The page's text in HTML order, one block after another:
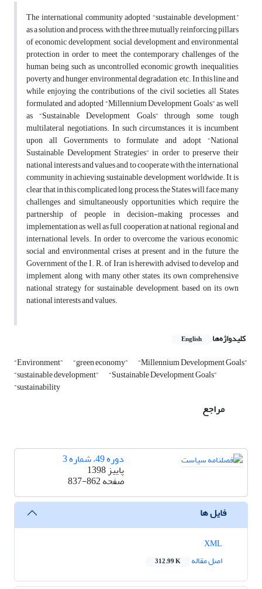
The international community adopted “sustainable development,”
as a solution and process, with the three mutually reinforcing pillars
of economic development, social development and environmental
protection in order to meet the contemporary challenges of the
human being, such as uncontrolled economic growth, inequalities,
poverty and hunger, environmental degradation, etc. In this line and
while enjoying the contributions of the civil societies, all States
formulated and adopted “Millennium Development Goals” as well
as “Sustainable Development Goals” through some tough
multilateral negotiations. In such circumstances, it is incumbent
upon all Governments to formulate and adopt “National
Sustainable Development Strategies” in order to preserve their
national interests and values and to cooperate with the international
community in achieving sustainable development worldwide. It is
clear that in this complicated long process, the States will face many
challenges and simultaneously opportunities which require the
partnership of people in decision-making processes and
implementation as well as full cooperation at national, regional and
international levels. In order to overcome the various economic,
social and environmental crises at present and in the future, the
Government of the I. R. of Iran is herewith advised to develop and
implement, along with many other states, its own comprehensive
national strategy for sustainable development, based on its own
national interests and values.
کلیدواژه‌ها English
“Environment” “green economy” “Millennium Development Goals”
“sustainable development” “Sustainable Development Goals”
“sustainability
مراجع
دوره 49، شماره 3
پاییز 1398
صفحه837-862
فایل ها
اصل مقاله
312.99 K